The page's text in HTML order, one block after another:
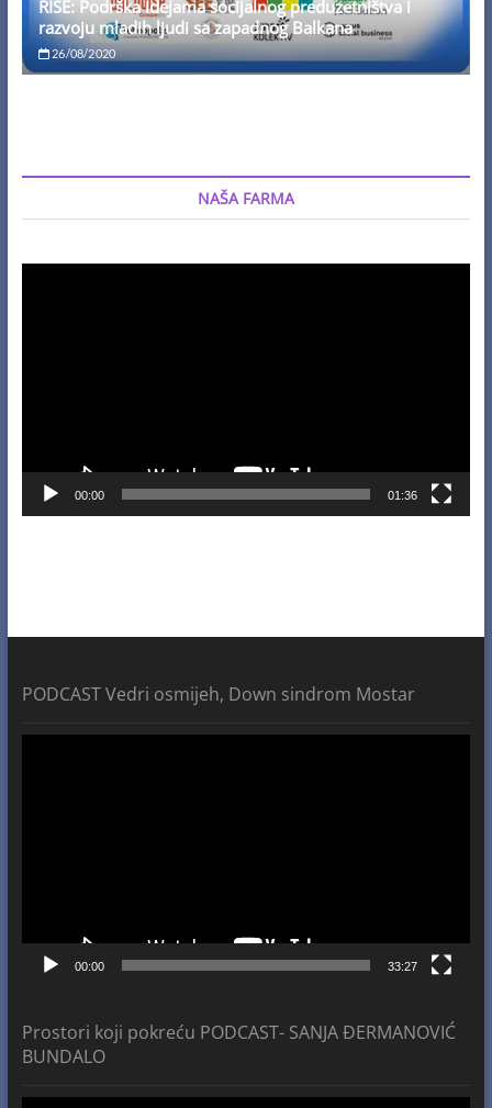
RISE: Podrška idejama socijalnog preduzetništva i
razvoju mladih ljudi sa zapadnog Balkana
26/08/2020
NAŠA FARMA
00:00 01:36
PODCAST Vedri osmijeh, Down sindrom Mostar
00:00 33:27
Prostori koji pokreću PODCAST- SANJA ĐERMANOVIĆ
BUNDALO